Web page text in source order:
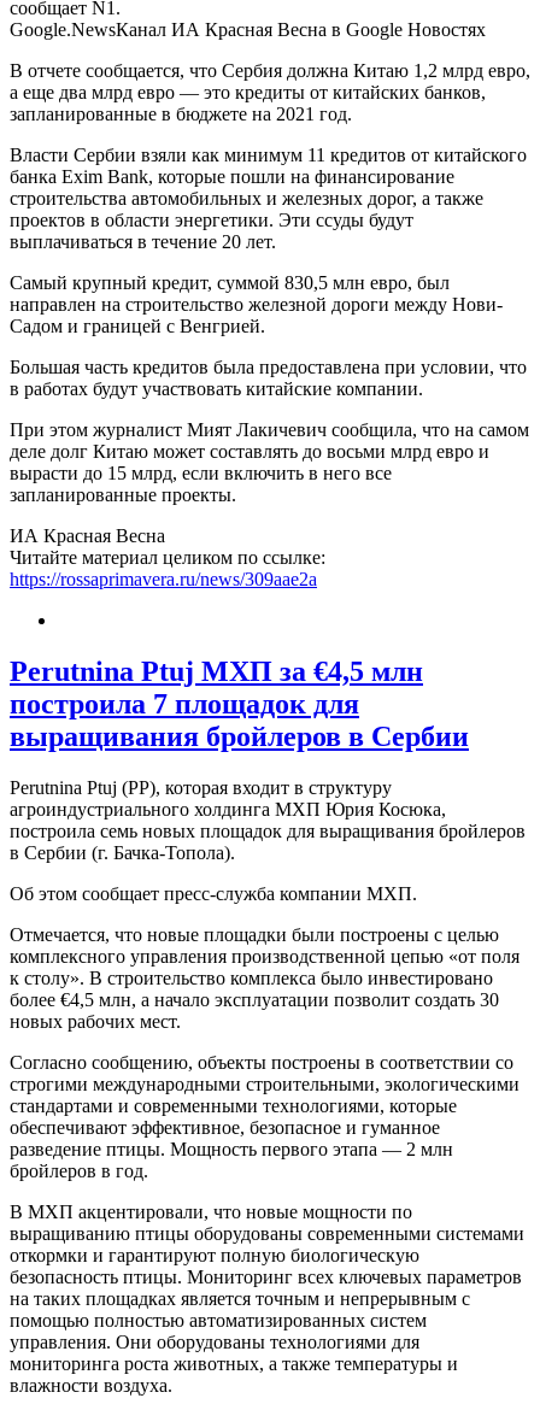
сообщает N1.
Google.NewsКанал ИА Красная Весна в Google Новостях
В отчете сообщается, что Сербия должна Китаю 1,2 млрд евро,
а еще два млрд евро — это кредиты от китайских банков,
запланированные в бюджете на 2021 год.
Власти Сербии взяли как минимум 11 кредитов от китайского
банка Exim Bank, которые пошли на финансирование
строительства автомобильных и железных дорог, а также
проектов в области энергетики. Эти ссуды будут
выплачиваться в течение 20 лет.
Самый крупный кредит, суммой 830,5 млн евро, был
направлен на строительство железной дороги между Нови-
Садом и границей с Венгрией.
Большая часть кредитов была предоставлена при условии, что
в работах будут участвовать китайские компании.
При этом журналист Мият Лакичевич сообщила, что на самом
деле долг Китаю может составлять до восьми млрд евро и
вырасти до 15 млрд, если включить в него все
запланированные проекты.
ИА Красная Весна
Читайте материал целиком по ссылке:
https://rossaprimavera.ru/news/309aae2a
Perutnina Ptuj МХП за €4,5 млн
построила 7 площадок для
выращивания бройлеров в Сербии
Perutnina Ptuj (PP), которая входит в структуру
агроиндустриального холдинга МХП Юрия Косюка,
построила семь новых площадок для выращивания бройлеров
в Сербии (г. Бачка-Топола).
Об этом сообщает пресс-служба компании МХП.
Отмечается, что новые площадки были построены с целью
комплексного управления производственной цепью «от поля
к столу». В строительство комплекса было инвестировано
более €4,5 млн, а начало эксплуатации позволит создать 30
новых рабочих мест.
Согласно сообщению, объекты построены в соответствии со
строгими международными строительными, экологическими
стандартами и современными технологиями, которые
обеспечивают эффективное, безопасное и гуманное
разведение птицы. Мощность первого этапа — 2 млн
бройлеров в год.
В МХП акцентировали, что новые мощности по
выращиванию птицы оборудованы современными системами
откормки и гарантируют полную биологическую
безопасность птицы. Мониторинг всех ключевых параметров
на таких площадках является точным и непрерывным с
помощью полностью автоматизированных систем
управления. Они оборудованы технологиями для
мониторинга роста животных, а также температуры и
влажности воздуха.